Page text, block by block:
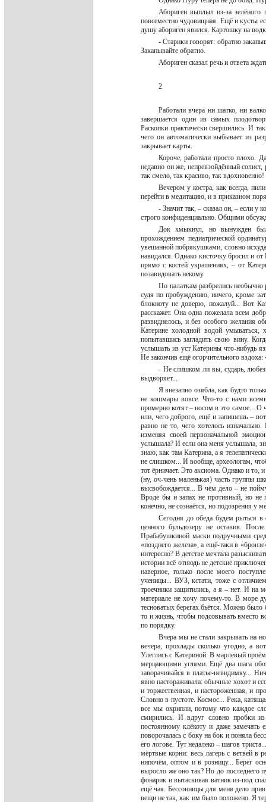
Абориген выплыл из-за зелёного
повсеместно чудовищная. Ещё и кусты
душу абориген явился. Картошку на
- Старики говорят: обратно
Закапывайте обратно.
Абориген сказал речь и ответа
2
Работали вчера ни шатко, ни
завершается один из самых
Раскопки практически свершились. И
чего он автоматически выбывает из
закрывает карты.
Короче, работали просто плохо.
недавно он же, непревзойдённый
так смело, так красиво, так
Вечером у костра, как всегда,
перейти в медитацию, и в приказном
- Значит так, – сказал он, – если у
строго конфиденциально. Общими
Док хмыкнул, но вынужден был
прохождением педиатрической
увешанной побрякушками, словно
навидался. Однако кисточку бросил и
прямо с костей украшениях, – от
позавидовать некому.
По палаткам разбрелись
судя по пробуждению, ничего, кроме
блокноту не доверю, пожалуй... Вот
расскажет. Она одна пожелала всем
развиднелось, и без особого желания
Катерине холодной водой
попытавшись загладить свою вину.
услышать из уст Катерины что-нибудь
Не закончив ещё огорчительного
- Не слишком ли вы, сударь,
выдворяет...
Я внезапно озябла, как будто
не кошмары вовсе. Что-то с нами
примерно котят – носом в это самое... О
или, чего доброго, ещё и запишешь –
равно не то, чего хотелось
изменяя своей первоначальной
услышала? И если она меня услышала,
знаю, как там Катерина, а я
не слишком... И вообще, археологам,
тот ёрничает. Это аксиома. Однако и то,
(ну, оч-чень маленькая) часть группы
высвобождается... В чём дело – не
Вроде бы и запах не противный, но не
конечно, не сознаётся, но подозрения у
Сегодня до обеда будем рыться в
ценного бульдозеру не оставив.
Прабабушкиной маски подручными
«позднего железа», а ещё-таки в
интересно? В детстве мечтала
истории всё отнюдь не детские
наверное, только после моего
ученицы... ВУЗ, кстати, тоже с
троечники защитились, а я – нет. И на
материале не хочу почему-то. В море
тесноватых берегах бьётся. Можно
то и жизнь, чтобы подсовывать вместо
по порядку.
Вчера мы не стали закрывать на
вечера, прохлады сколько угодно, а
Улеглись с Катериной. В марлевый
мерцающими углями. Ещё два шага
заворачивайся в платье-невидимку...
явно настораживала: обычные хохот и
и торжественная, и настороженная, и
Словно в пустоте. Космос... Река,
все мы охрипли, потому что каждое
смирились. И вдруг словно пробки
постоянному клёкоту и даже замечать
поворочалась с боку на бок и поняла
его логове. Тут недалеко – шагов
мёртвые корни: весь лагерь с ветвей в
нипочём, оптом и в розницу... Берег
выросло же оно так? Но до последнего
фонарик и вытаскивая ватник из-под
ещё чая. Бессонницы для меня дело
вещи не так, как им было положено. Я